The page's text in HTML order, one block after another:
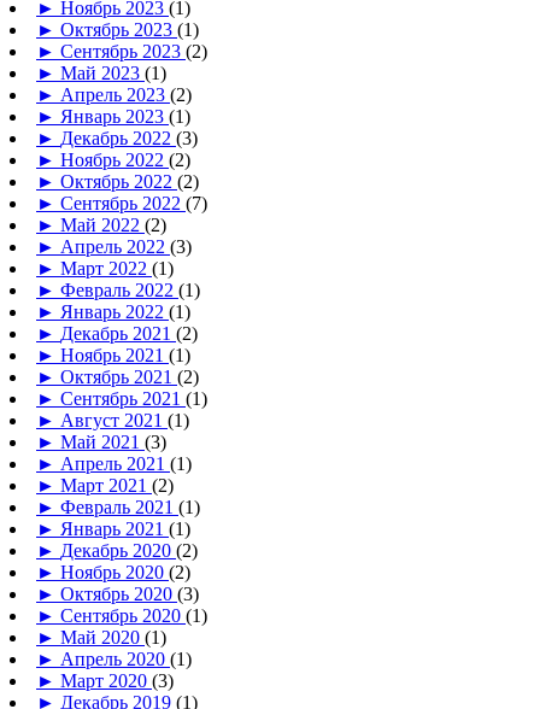
► Ноябрь 2023 (1)
► Октябрь 2023 (1)
► Сентябрь 2023 (2)
► Май 2023 (1)
► Апрель 2023 (2)
► Январь 2023 (1)
► Декабрь 2022 (3)
► Ноябрь 2022 (2)
► Октябрь 2022 (2)
► Сентябрь 2022 (7)
► Май 2022 (2)
► Апрель 2022 (3)
► Март 2022 (1)
► Февраль 2022 (1)
► Январь 2022 (1)
► Декабрь 2021 (2)
► Ноябрь 2021 (1)
► Октябрь 2021 (2)
► Сентябрь 2021 (1)
► Август 2021 (1)
► Май 2021 (3)
► Апрель 2021 (1)
► Март 2021 (2)
► Февраль 2021 (1)
► Январь 2021 (1)
► Декабрь 2020 (2)
► Ноябрь 2020 (2)
► Октябрь 2020 (3)
► Сентябрь 2020 (1)
► Май 2020 (1)
► Апрель 2020 (1)
► Март 2020 (3)
► Декабрь 2019 (1)